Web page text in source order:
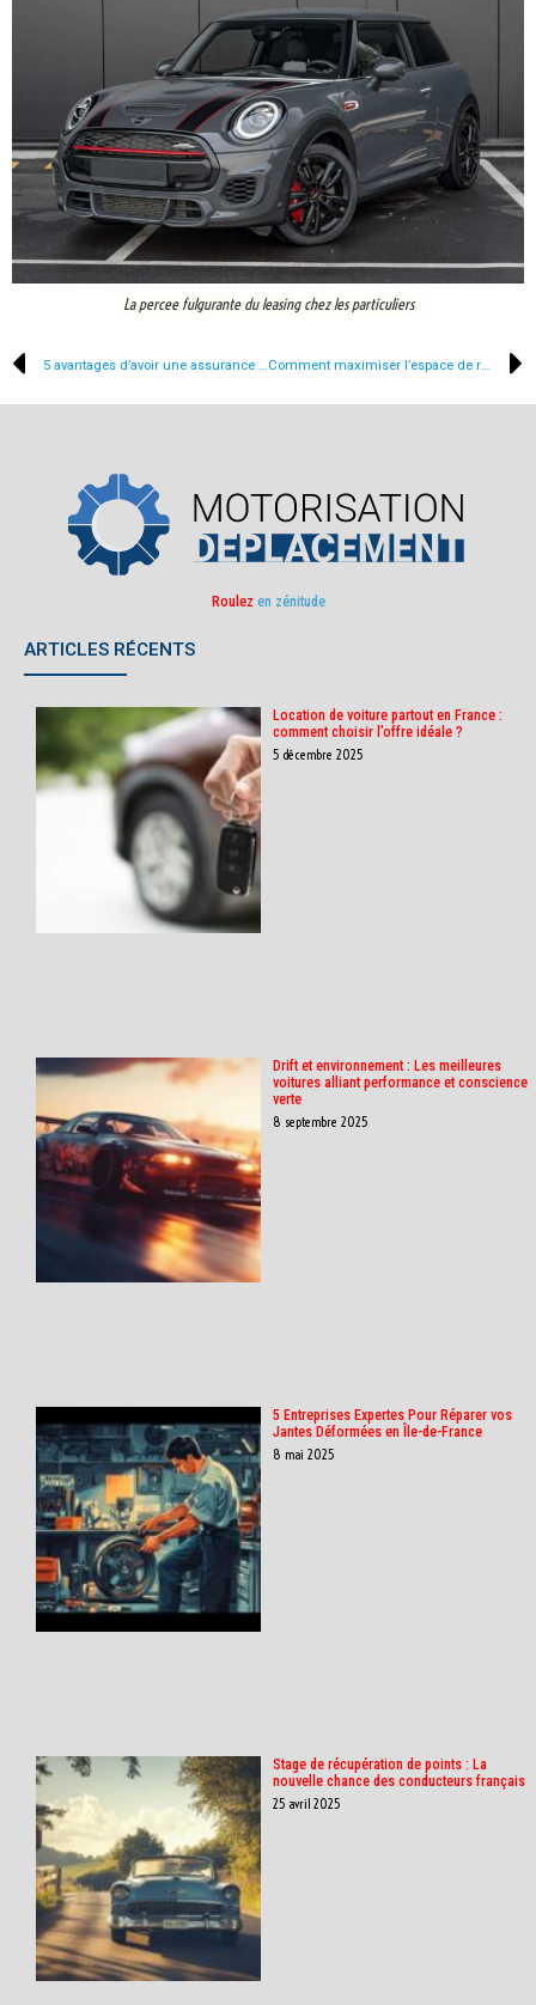
La percee fulgurante du leasing chez les particuliers
5 avantages d’avoir une assurance auto tous risques Comment maximiser l’espace de rangement de votre vehicule pour vos prochaines vacances en famille?
Roulez en zénitude
ARTICLES RÉCENTS
Location de voiture partout en France :
comment choisir l’offre idéale ?
5 décembre 2025
Drift et environnement : Les meilleures
voitures alliant performance et conscience
verte
8 septembre 2025
5 Entreprises Expertes Pour Réparer vos
Jantes Déformées en Île-de-France
8 mai 2025
Stage de récupération de points : La
nouvelle chance des conducteurs français
25 avril 2025